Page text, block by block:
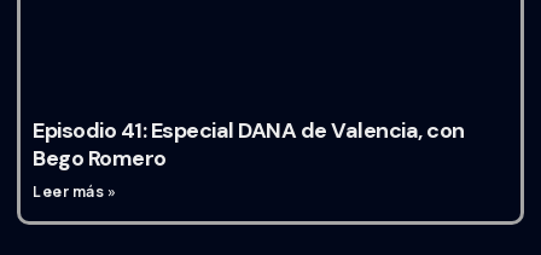
Episodio 41: Especial DANA de Valencia, con
Bego Romero
Leer más »